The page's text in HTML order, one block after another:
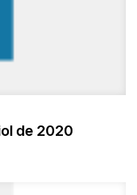
de 2020